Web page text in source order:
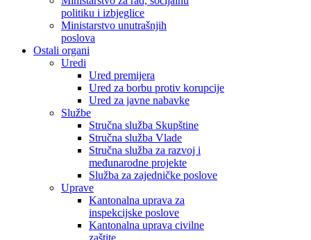
politiku i izbjeglice
Ministarstvo unutrašnjih
poslova
Ostali organi
Uredi
Ured premijera
Ured za borbu protiv korupcije
Ured za javne nabavke
Službe
Stručna služba Skupštine
Stručna služba Vlade
Stručna služba za razvoj i
međunarodne projekte
Služba za zajedničke poslove
Uprave
Kantonalna uprava za
inspekcijske poslove
Kantonalna uprava civilne
zaštite